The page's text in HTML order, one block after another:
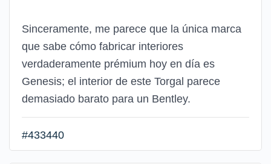
Sinceramente, me parece que la única marca
que sabe cómo fabricar interiores
verdaderamente prémium hoy en día es
Genesis; el interior de este Torgal parece
demasiado barato para un Bentley.
#433440